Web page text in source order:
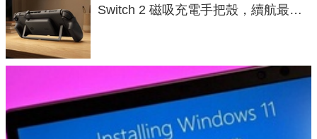
Switch 2 磁吸充電手把殼，續航最高